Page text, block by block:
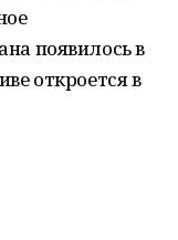
появилось в
откроется в